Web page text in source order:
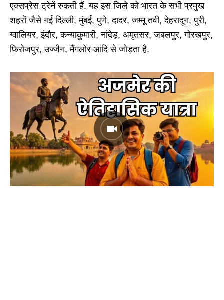
एक्सप्रेस ट्रेनें रुकती हैं. यह इस जिले को भारत के सभी प्रमुख
शहरों जैसे नई दिल्ली, मुंबई, पुणे, दादर, जम्मू तवी, देहरादून, पुरी,
ग्वालियर, इंदौर, कन्याकुमारी, नांदेड़, अमृतसर, जबलपुर, गोरखपुर,
फिरोजपुर, उज्जैन, मैंगलोर आदि से जोड़ता है.